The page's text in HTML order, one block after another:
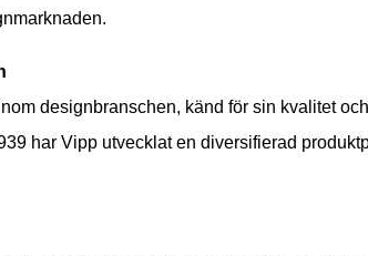
designbranschen, känd för sin kvalitet
har Vipp utvecklat en diversifierad